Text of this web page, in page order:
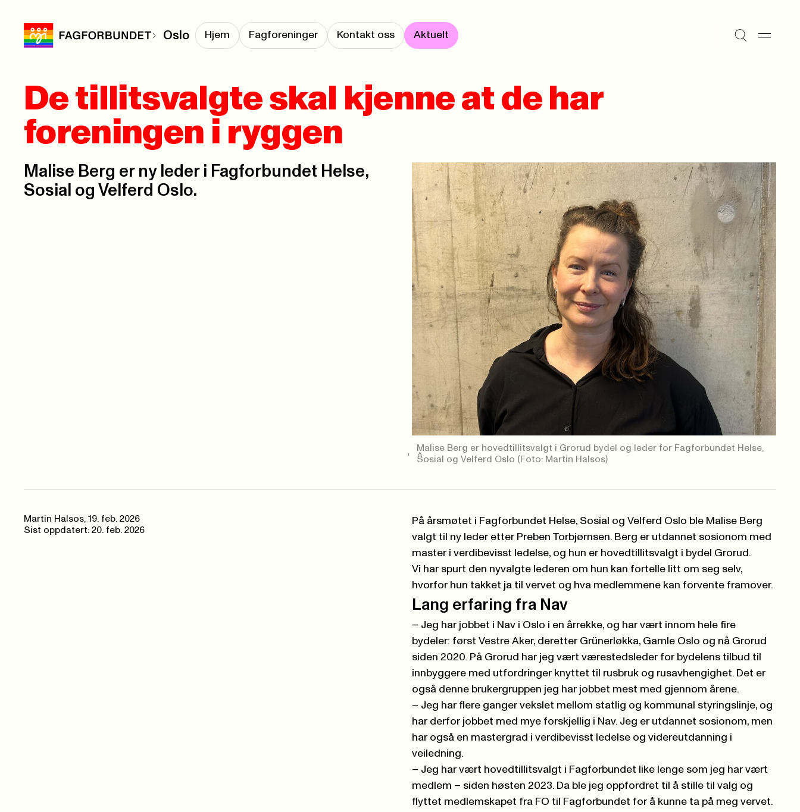
Oslo Hjem Fagforeninger Kontakt oss Aktuelt
De tillitsvalgte skal kjenne at de har
foreningen i ryggen
Malise Berg er ny leder i Fagforbundet Helse,
Sosial og Velferd Oslo.
Malise Berg er hovedtillitsvalgt i Grorud bydel og leder for Fagforbundet Helse,
Sosial og Velferd Oslo (Foto: Martin Halsos)
Martin Halsos, 19. feb. 2026
Sist oppdatert: 20. feb. 2026
På årsmøtet i Fagforbundet Helse, Sosial og Velferd Oslo ble Malise Berg
valgt til ny leder etter Preben Torbjørnsen. Berg er utdannet sosionom med
master i verdibevisst ledelse, og hun er hovedtillitsvalgt i bydel Grorud.
Vi har spurt den nyvalgte lederen om hun kan fortelle litt om seg selv,
hvorfor hun takket ja til vervet og hva medlemmene kan forvente framover.
Lang erfaring fra Nav
– Jeg har jobbet i Nav i Oslo i en årrekke, og har vært innom hele fire
bydeler: først Vestre Aker, deretter Grünerløkka, Gamle Oslo og nå Grorud
siden 2020. På Grorud har jeg vært værestedsleder for bydelens tilbud til
innbyggere med utfordringer knyttet til rusbruk og rusavhengighet. Det er
også denne brukergruppen jeg har jobbet mest med gjennom årene.
– Jeg har flere ganger vekslet mellom statlig og kommunal styringslinje, og
har derfor jobbet med mye forskjellig i Nav. Jeg er utdannet sosionom, men
har også en mastergrad i verdibevisst ledelse og videreutdanning i
veiledning.
– Jeg har vært hovedtillitsvalgt i Fagforbundet like lenge som jeg har vært
medlem – siden høsten 2023. Da ble jeg oppfordret til å stille til valg og
flyttet medlemskapet fra FO til Fagforbundet for å kunne ta på meg vervet.